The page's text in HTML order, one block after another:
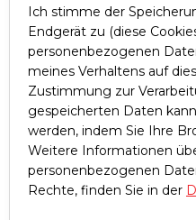
KONTAKT
KAMELEON
KLINKIER DESIGNER
BIM
© 2026 KING KLINKER. ALLE
ENTWURF UND UMSETZUNG:
Ich stimme der
Endgerät zu (diese
personenbezogenen
meines Verhaltens auf
Zustimmung zur
gespeicherten Daten
werden, indem Sie Ihre
Weitere Informationen
personenbezogenen
Rechte, finden Sie in der